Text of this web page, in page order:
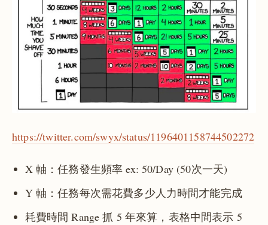
https://twitter.com/swyx/status/1196401158744502272
X 軸：任務發生頻率 ex: 50/Day (50次一天)
Y 軸：任務每次需花費多少人力時間才能完成
耗費時間 Range 抓 5 年來算，表格中間表示 5